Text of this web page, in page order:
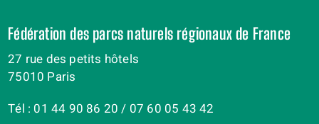
Fédération des parcs naturels régionaux de France
27 rue des petits hôtels
75010 Paris
Tél : 01 44 90 86 20 / 07 60 05 43 42